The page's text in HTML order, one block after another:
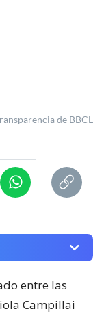
de BBCL
entre las
Campillai